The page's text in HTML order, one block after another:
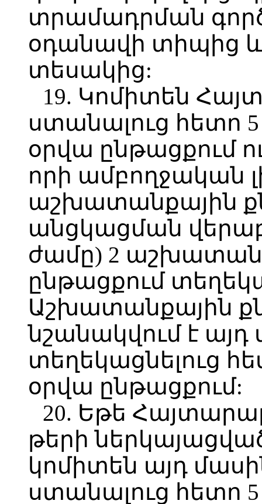
տրամադրման
օդանավի տիպից
տեսակից:
19. Կոմիտեն
ստանալուց հետո
օրվա ընթացքում
որի ամբողջական
աշխատանքային
անցկացման
ժամը) 2
ընթացքում
Աշխատանքային
նշանակվում է
տեղեկացնելուց
օրվա ընթացքում:
20. Եթե
թերի
կոմիտեն այդ
ստանալուց հետո